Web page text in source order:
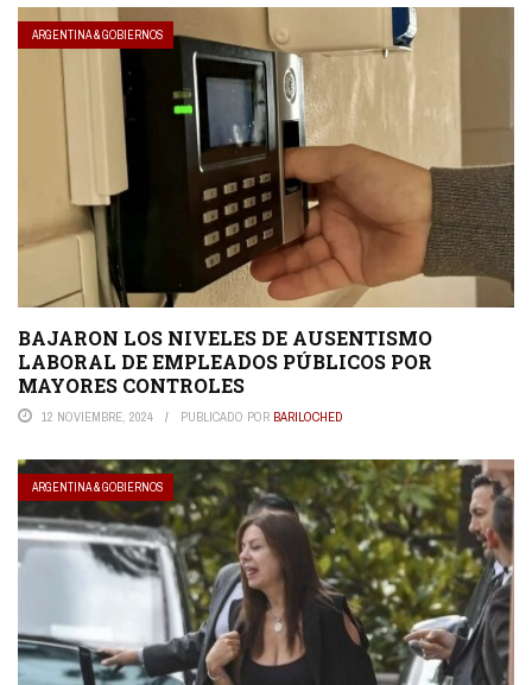
ARGENTINA & GOBIERNOS
BAJARON LOS NIVELES DE AUSENTISMO
LABORAL DE EMPLEADOS PÚBLICOS POR
MAYORES CONTROLES
12 NOVIEMBRE, 2024 PUBLICADO POR BARILOCHED
ARGENTINA & GOBIERNOS